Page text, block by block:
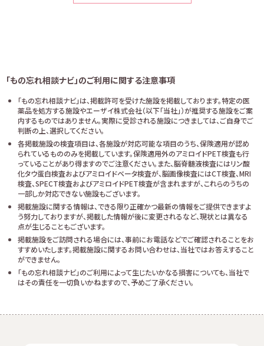
「もの忘れ相談ナビ」のご利用に関する注意事項
「もの忘れ相談ナビ」は、掲載許可を受けた施設を掲載しております。特定の医
薬品を処方する施設やエーザイ株式会社（以下「当社」）が推奨する施設をご案
内するものではありません。実際に受診される施設につきましては、ご自身でご
判断の上、選択してください。
各掲載施設の検査項目は、各施設が対応可能な項目のうち、保険適用が認め
られているもののみを掲載しています。保険適用外のアミロイドPET検査も行
っていることがあり得ますのでご注意ください。また、脳脊髄液検査にはリン酸
化タウ蛋白検査およびアミロイドベータ検査が、脳画像検査にはCT検査、MRI
検査、SPECT検査およびアミロイドPET検査が含まれますが、これらのうちの
一部しか対応できない施設もございます。
掲載施設に関する情報は、できる限り正確かつ最新の情報をご提供できますよ
う努力しておりますが、掲載した情報が後に変更されるなど、現状とは異なる
点が生じることもございます。
掲載施設をご訪問される場合には、事前にお電話などでご確認されることをお
すすめいたします。掲載施設に関するお問い合わせは、当社ではお答えすること
ができません。
「もの忘れ相談ナビ」のご利用によって生じたいかなる損害についても、当社で
はその責任を一切負いかねますので、予めご了承ください。